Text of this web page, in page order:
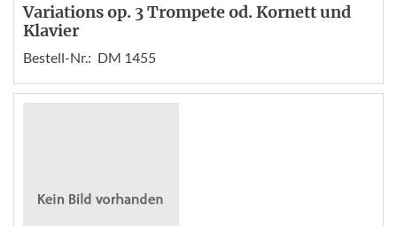
Variations op. 3 Trompete od. Kornett und
Klavier
Bestell-Nr.: DM 1455